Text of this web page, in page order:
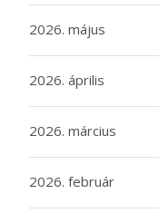
2026. május
2026. április
2026. március
2026. február